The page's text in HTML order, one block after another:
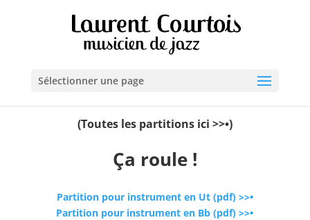
Sélectionner une page
(Toutes les partitions ici >>•)
Ça roule !
Partition pour instrument en Ut (pdf) >>•
Partition pour instrument en Bb (pdf) >>•